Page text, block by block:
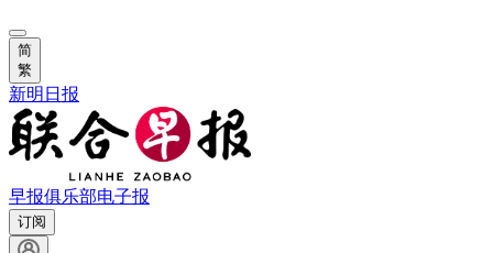
简
繁
新明日报
早报俱乐部电子报
订阅